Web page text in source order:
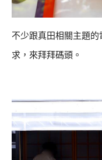
不少跟真田相關主題
求，來拜拜碼頭。